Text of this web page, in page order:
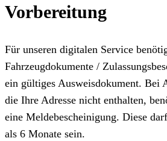
Vorbereitung
Für unseren digitalen Service
Fahrzeugdokumente /
ein gültiges Ausweisdokument. Bei
die Ihre Adresse nicht enthalten,
eine Meldebescheinigung. Diese
als 6 Monate sein.